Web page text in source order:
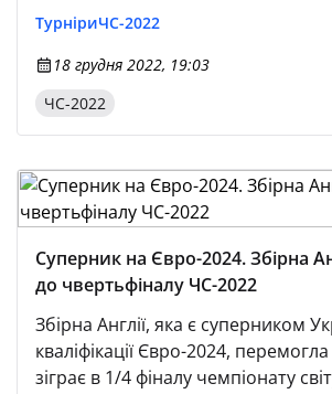
ТурніриЧС-2022
18 грудня 2022, 19:03
ЧС-2022
Суперник на Євро-2024. Збірна
до чвертьфіналу ЧС-2022
Збірна Англії, яка є суперником
кваліфікації Євро-2024,
зіграє в 1/4 фіналу чемпіонату